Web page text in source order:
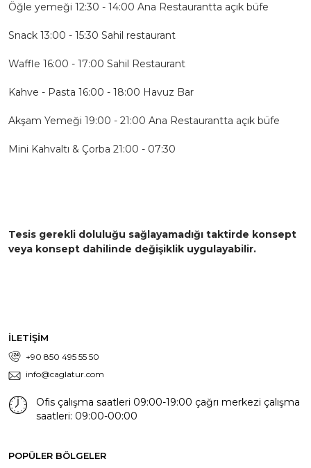
Öğle yemeği 12:30 - 14:00 Ana Restaurantta açık büfe
Snack 13:00 - 15:30 Sahil restaurant
Waffle 16:00 - 17:00 Sahil Restaurant
Kahve - Pasta 16:00 - 18:00 Havuz Bar
Akşam Yemeği 19:00 - 21:00 Ana Restaurantta açık büfe
Mini Kahvaltı & Çorba 21:00 - 07:30
Tesis gerekli doluluğu sağlayamadığı taktirde konsept
veya konsept dahilinde değişiklik uygulayabilir.
İLETİŞİM
+90 850 495 55 50
info@caglatur.com
Ofis çalışma saatleri 09:00-19:00 çağrı merkezi çalışma
saatleri: 09:00-00:00
POPÜLER BÖLGELER